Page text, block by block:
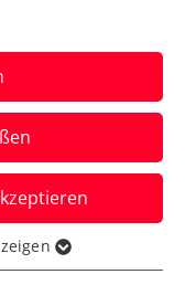
Tschechen